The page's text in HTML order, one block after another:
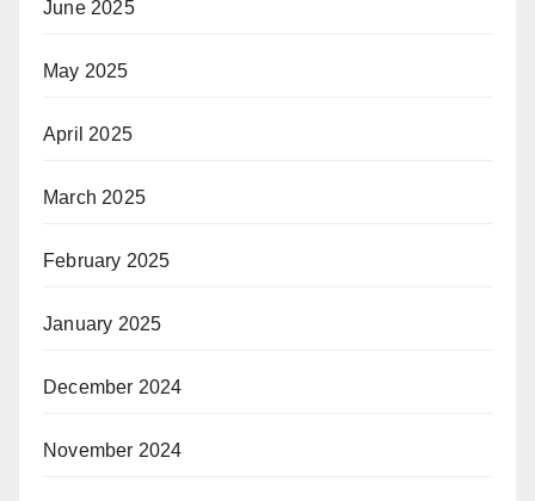
June 2025
May 2025
April 2025
March 2025
February 2025
January 2025
December 2024
November 2024